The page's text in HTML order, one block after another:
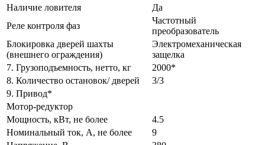
Наличие ловителя
Да
Реле контроля фаз
Частотный
преобразователь
Блокировка дверей шахты
(внешнего ограждения)
Электромеханическая
защелка
7. Грузоподъемность, нетто, кг
2000*
8. Количество остановок/ дверей
3/3
9. Привод*
Мотор-редуктор
Мощность, кВт, не более
4.5
Номинальный ток, А, не более
9